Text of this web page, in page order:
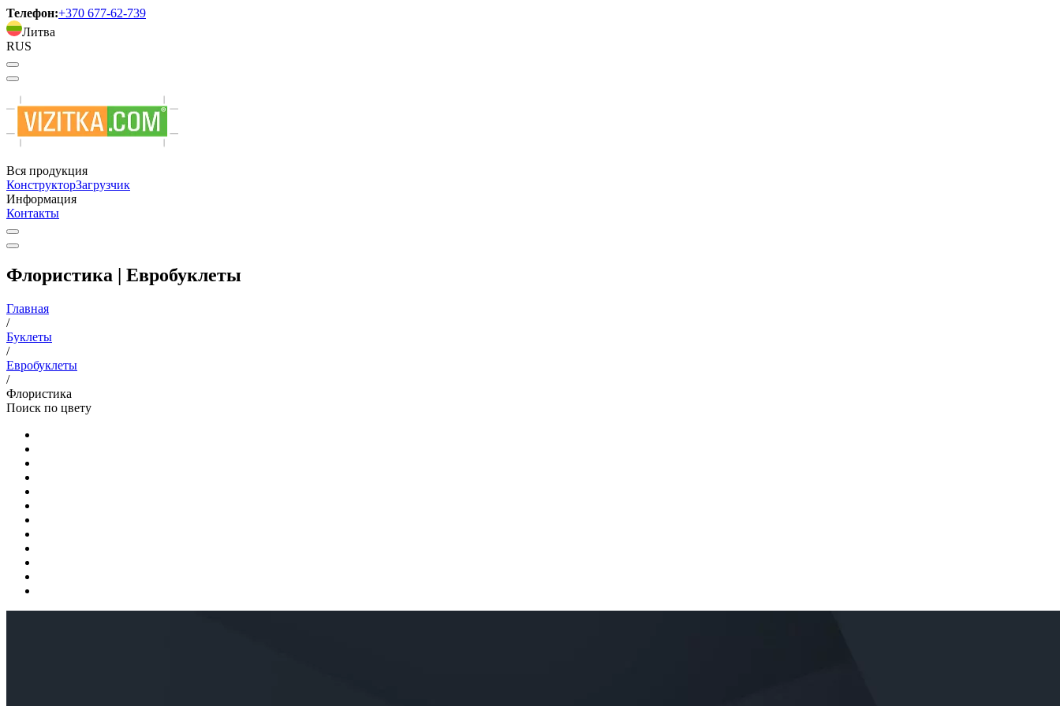
Телефон:+370 677-62-739
Литва
RUS
Вся продукция
КонструкторЗагрузчик
Информация
Контакты
Флористика | Евробуклеты
Главная
/
Буклеты
/
Евробуклеты
/
Флористика
Поиск по цвету